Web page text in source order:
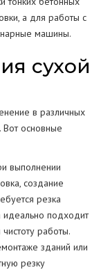
а для работы с
машины.
сухой
в различных
Вот основные
выполнении
создание
резка
идеально подходит
работы.
зданий или
резку